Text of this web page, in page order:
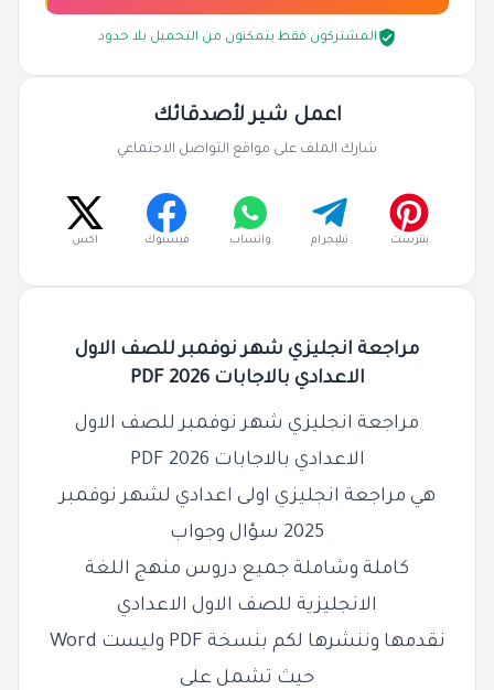
مراجعة انجليزي شهر نوفمبر للصف الاول
الاعدادي بالاجابات 2026 PDF
مراجعة انجليزي شهر نوفمبر للصف الاول
الاعدادي بالاجابات 2026 PDF
هي مراجعة انجليزي اولى اعدادي لشهر نوفمبر
2025 سؤال وجواب
كاملة وشاملة جميع دروس منهج اللغة
الانجليزية للصف الاول الاعدادي
نقدمها وننشرها لكم بنسخة PDF وليست Word
حيث تشمل على
المشتركون فقط يتمكنون من التحميل بلا حدود
اعمل شير لأصدقائك
شارك الملف على مواقع التواصل الاجتماعي
بنترست تيليجرام واتساب فيسبوك اكس